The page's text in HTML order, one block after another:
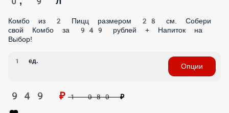
НАПИТКИ
ДЕСЕРТ - ПОДАРОК ОТ 3000 РУБ!
БЛЮДО СО СКИДКОЙ 50%